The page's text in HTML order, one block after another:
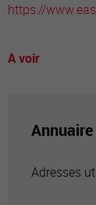
https://
A voir
Adresses